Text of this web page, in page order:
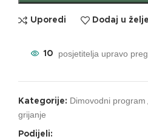
Uporedi Dodaj u želje
10 posjetitelja upravo
Kategorije: Dimovodni program
grijanje
Podijeli: